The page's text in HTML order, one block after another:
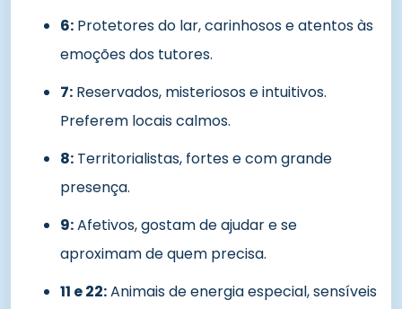
6: Protetores do lar, carinhosos e atentos às
emoções dos tutores.
7: Reservados, misteriosos e intuitivos.
Preferem locais calmos.
8: Territorialistas, fortes e com grande
presença.
9:Afetivos, gostam de ajudar e se
aproximam de quem precisa.
11 e 22:Animais de energia especial, sensíveis